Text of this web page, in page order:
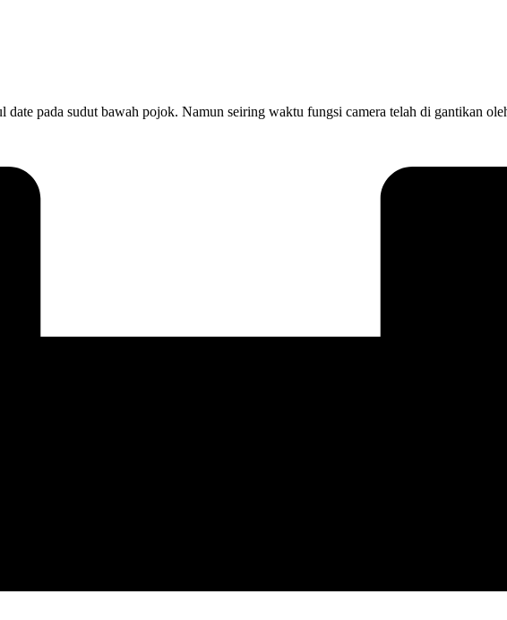
pada sudut bawah pojok. Namun seiring waktu fungsi camera telah di gantikan